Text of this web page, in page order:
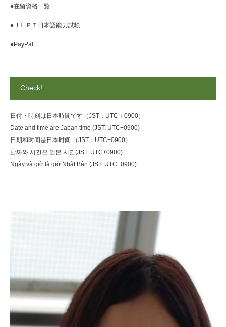
●在留資格一覧
●ＪＬＰＴ日本語能力試験
●PayPal
Check!
日付・時刻は日本時間です（JST：UTC＋0900）
Date and time are Japan time (JST: UTC+0900)
日期和时间是日本时间 （JST：UTC+0900）
날짜와 시간은 일본 시간(JST: UTC+0900)
Ngày và giờ là giờ Nhật Bản (JST: UTC+0900)